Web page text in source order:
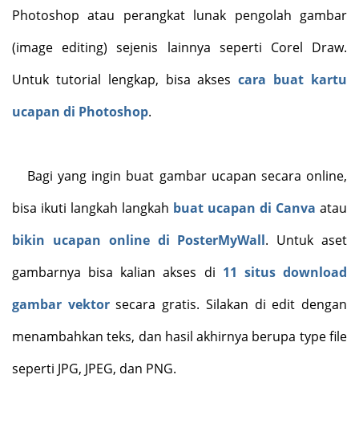
Photoshop atau perangkat lunak pengolah gambar
(image editing) sejenis lainnya seperti Corel Draw.
Untuk tutorial lengkap, bisa aksescara buat kartu
ucapan di Photoshop.
Bagi yang ingin buat gambar ucapan secara online,
bisa ikuti langkah langkah buat ucapan di Canva atau
bikin ucapan online di PosterMyWall. Untuk aset
gambarnya bisa kalian akses di 11 situs download
gambar vektorsecara gratis. Silakan di edit dengan
menambahkan teks, dan hasil akhirnya berupa type file
seperti JPG, JPEG, dan PNG.